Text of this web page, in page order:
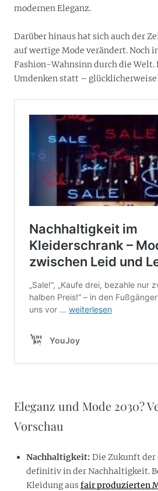
modernen Eleganz.
Darüber hinaus hat sich auch der
auf wertige Mode verändert. Noch
Fashion-Wahnsinn durch die Welt.
Umdenken statt –
Eleganz und Mode 2030?
Vorschau
Nachhaltigkeit: Die Zukunft der
definitiv in der Nachhaltigkeit.
Kleidung ausfair produzierten